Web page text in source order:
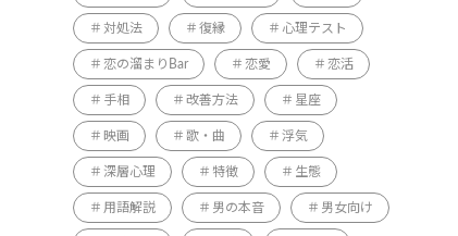
対処法 復縁 心理テスト
恋の溜まりBar 恋愛 恋活
手相 改善方法 星座
映画 歌・曲 浮気
深層心理 特徴 生態
用語解説 男の本音 男女向け